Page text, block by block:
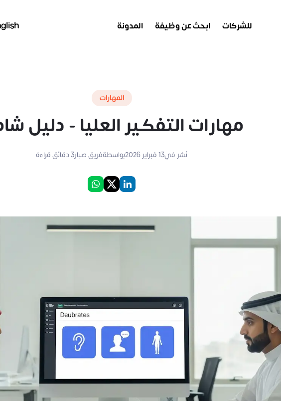
للشركات ابحث عن وظيفة المدونة
المهارات
مهارات التفكير العليا - دليل
نُشر في13 فبراير 2026 بواسطةفريق صبار3دقائق قراءة